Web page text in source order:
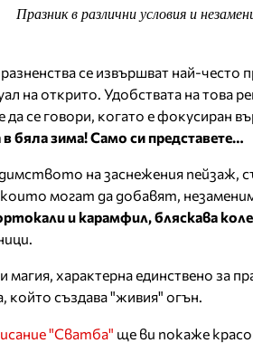
Празник в различни условия и
се извършват най-често
на открито. Удобствата на това
се говори, когато е фокусиран
бяла зима! Само си представете…
на заснежения пейзаж,
които могат да добавят,
и карамфил, бляскава
магия, характерна единствено за
който създава "живия" огън.
"Сватба" ще ви покаже